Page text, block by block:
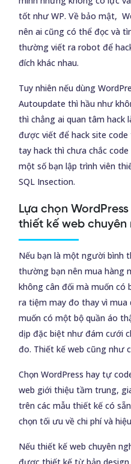
tốt như WP. Về bảo mật,
nên ai cũng có thể đọc và
thường viết ra robot để
đích khác nhau.
Tuy nhiên nếu dùng
Autoupdate thì hầu như
thì chẳng ai quan tâm hack
được viết để hack site code
tay hack thì chưa chắc
một số bạn lập trình viên
SQL Insection.
Lựa chọn
thiết kế web chuyên
Nếu bạn là một người bình
thường bạn nên mua hàng
không cân đối mà muốn có
ra tiệm may đo thay vì mua
muốn có một bộ quần áo
dịp đặc biệt như đám cưới
đo. Thiết kế web cũng như
Chọn WordPress hay tự
web giới thiệu tầm trung,
trên các mẫu thiết kế có
chọn tối ưu về chi phí và
Nếu thiết kế web chuyên